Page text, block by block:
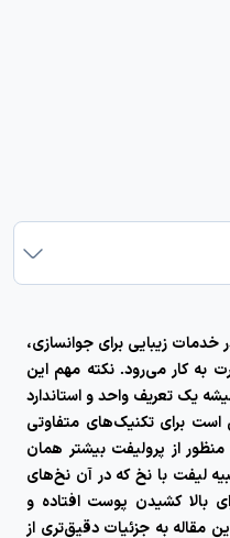
زیبایی برای جوانسازی،
کار می‌رود. نکته مهم این
یک تعریف واحد و استاندارد
برای تکنیک‌های متفاوتی
منظور از پرولیفت بیشتر همان
لیفت با نخ که در آن نخ‌های
بالا کشیدن پوست افتاده و
مقاله به جزئیات دقیق‌تری از